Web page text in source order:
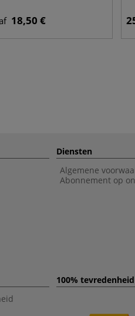
18,50 €
Diensten
Algemene
Abonnement op
100%